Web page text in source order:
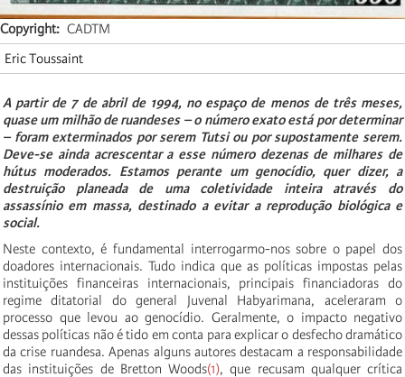
Copyright
CADTM
Eric Toussaint
A partir de 7 de abril de 1994, no espaço de menos de três meses,
quase um milhão de ruandeses – o número exato está por determinar
– foram exterminados por serem Tutsi ou por supostamente serem.
Deve-se ainda acrescentar a esse número dezenas de milhares de
hútus moderados. Estamos perante um genocídio, quer dizer, a
destruição planeada de uma coletividade inteira através do
assassínio em massa, destinado a evitar a reprodução biológica e
social.
Neste contexto, é fundamental interrogarmo-nos sobre o papel dos
doadores internacionais. Tudo indica que as políticas impostas pelas
instituições financeiras internacionais, principais financiadoras do
regime ditatorial do general Juvenal Habyarimana, aceleraram o
processo que levou ao genocídio. Geralmente, o impacto negativo
dessas políticas não é tido em conta para explicar o desfecho dramático
da crise ruandesa. Apenas alguns autores destacam a responsabilidade
das instituições de Bretton Woods(1), que recusam qualquer crítica